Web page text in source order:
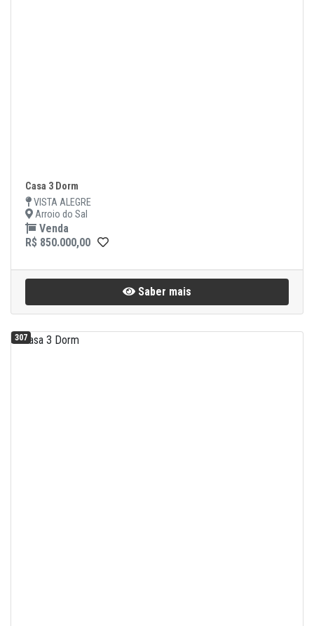
Casa 3 Dorm
VISTA ALEGRE
Arroio do Sal
Venda
R$ 850.000,00
Saber mais
307